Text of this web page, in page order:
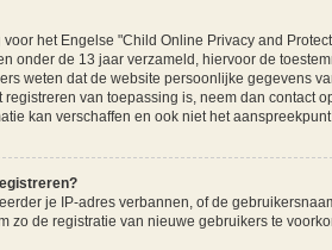
voor het Engelse "Child Online Privacy and
onder de 13 jaar verzameld, hiervoor de
weten dat de website persoonlijke gegevens
van toepassing is, neem dan contact
kan verschaffen en ook niet het
je IP-adres verbannen, of de
zo de registratie van nieuwe gebruikers te